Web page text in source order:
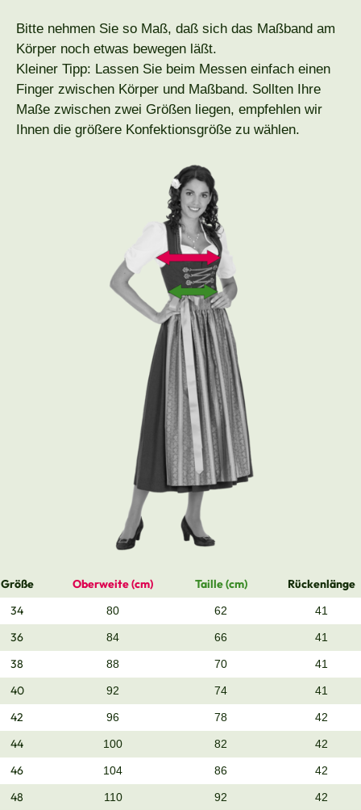
Bitte nehmen Sie so Maß, daß sich das Maßband am
Körper noch etwas bewegen läßt.
Kleiner Tipp: Lassen Sie beim Messen einfach einen
Finger zwischen Körper und Maßband. Sollten Ihre
Maße zwischen zwei Größen liegen, empfehlen wir
Ihnen die größere Konfektionsgröße zu wählen.
Größe Oberweite (cm) Taille (cm)
Rückenlänge
34
80 62 41
36 84 66 41
38 88 70 41
40 92 74 41
42 96 78 42
44 100 82 42
46 104 86 42
48 110 92 42